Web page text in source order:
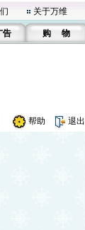
关于万维
告 购 物
帮助 退出